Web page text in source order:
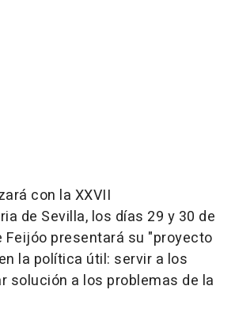
con la XXVII
de Sevilla, los días 29 y 30 de
Feijóo presentará su "proyecto
la política útil: servir a los
solución a los problemas de la